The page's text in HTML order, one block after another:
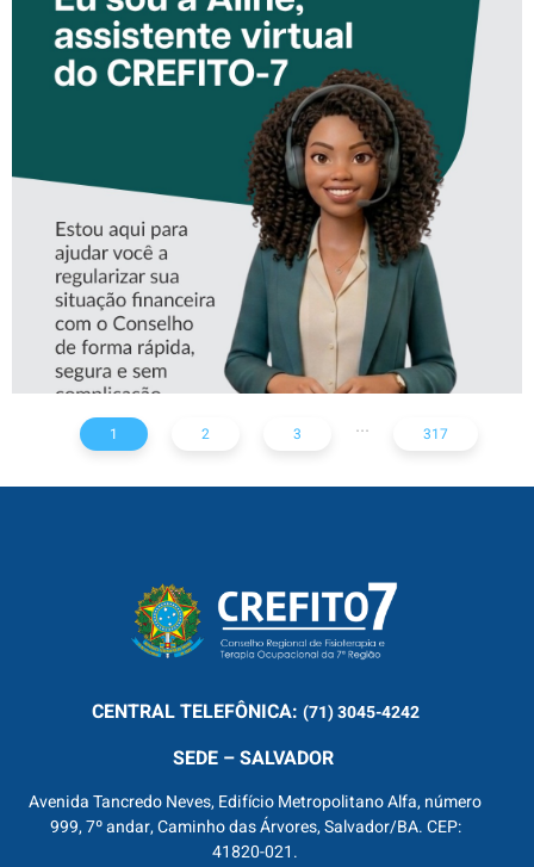
CONHEÇA A ‘ALINE’,
ASSISTENTE VIRTUAL DO
CREFITO-7
1 2 3 ... 317
CENTRALTELEFÔNICA: (71) 3045-4242
SEDE – SALVADOR
Avenida Tancredo Neves, Edifício Metropolitano Alfa, número
999, 7º andar, Caminho das Árvores, Salvador/BA. CEP:
41820-021.